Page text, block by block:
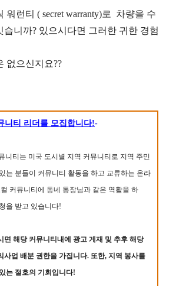
워런티 ( secret warranty)로 차량을 수
습니까? 있으시다면 그러한 귀한 경험
없으신지요??
니티 리더를 모집합니다!-
니티는 미국 도시별 지역 커뮤니티로 지역 주민
는 분들이 커뮤니티 활동을 하고 교류하는 온라
커뮤니티에 동네 통장님과 같은 역활을 하
을 받고 있습니다!
면 해당 커뮤니티내에 광고 게재 및 추후 해당
사업 배분 권한을 가집니다. 또한, 지역 봉사를
는 절호의 기회입니다!